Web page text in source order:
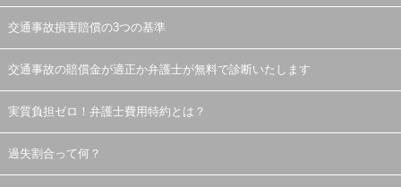
交通事故損害賠償の3つの基準
交通事故の賠償金が適正か弁護士が無料で診断いたします
実質負担ゼロ！弁護士費用特約とは？
過失割合って何？